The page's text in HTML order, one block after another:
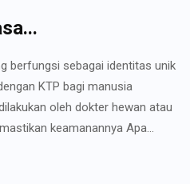
berfungsi sebagai identitas unik
KTP bagi manusia
oleh dokter hewan atau
keamanannya Apa...